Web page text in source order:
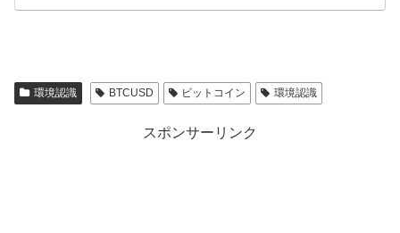
環境認識 BTCUSD ビットコイン 環境認識
スポンサーリンク